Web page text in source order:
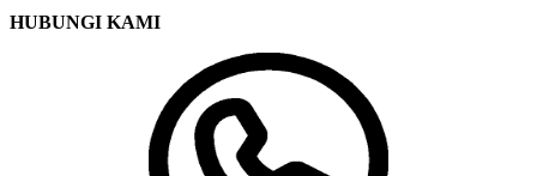
HUBUNGI KAMI